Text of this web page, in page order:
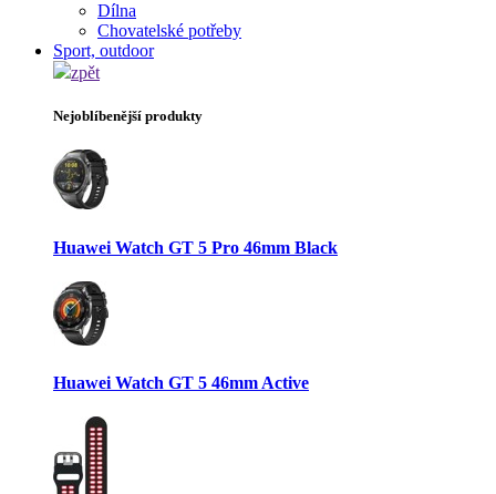
Dílna
Chovatelské potřeby
Sport, outdoor
zpět
Nejoblíbenější produkty
Huawei Watch GT 5 Pro 46mm Black
Huawei Watch GT 5 46mm Active